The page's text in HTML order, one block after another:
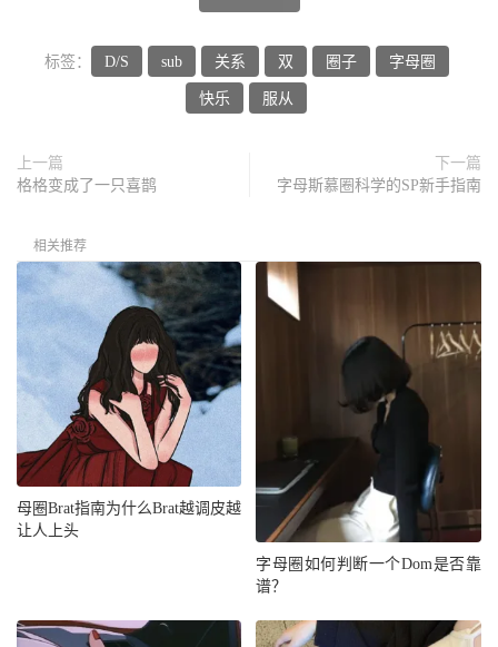
标签： D/S sub 关系 双 圈子 字母圈
快乐 服从
上一篇
格格变成了一只喜鹊
下一篇
字母斯慕圈科学的SP新手指南
相关推荐
母圈Brat指南为什么Brat越调皮越
让人上头
字母圈如何判断一个Dom是否靠
谱？